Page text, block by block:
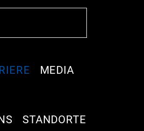
MEDIA
STANDORTE